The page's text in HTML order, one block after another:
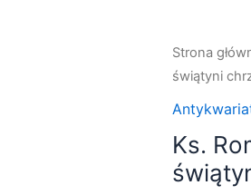
Strona
świątyni
Ks.
ilość
Ks.
Roman
Walczak,
"Symbolika
i